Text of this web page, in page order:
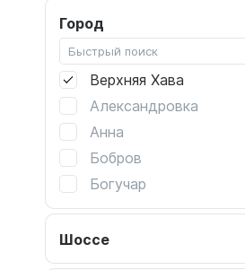
р-н Дальние сады
р-н Железнодорожный
р-н Коминтерновский
р-н Левобережный
р-н Ленинский
р-н Лесная поляна
р-н Машмет
Город
Верхняя Хава
Александровка
Анна
Бобров
Богучар
Борисоглебск
Бутурлиновка
Верхний Мамон
Шоссе